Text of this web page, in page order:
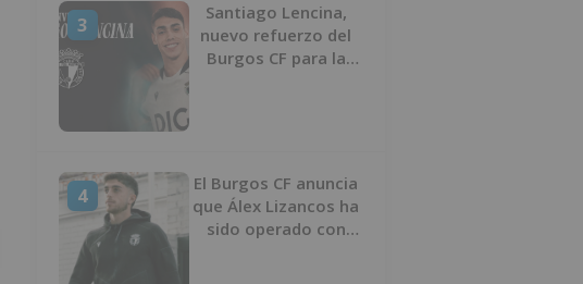
3
Santiago Lencina,
nuevo refuerzo del
Burgos CF para la
4
El Burgos CF anuncia
que Álex Lizancos ha
sido operado con